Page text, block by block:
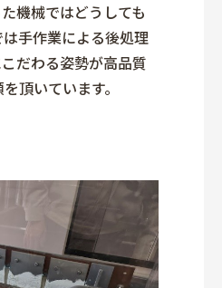
機械ではどうしても
手作業による後処理
だわる姿勢が高品質
頂いています。